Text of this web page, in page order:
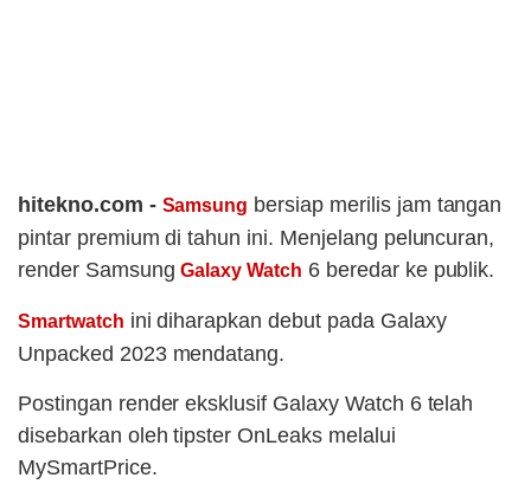
hitekno.com - Samsung bersiap merilis jam tangan
pintar premium di tahun ini. Menjelang peluncuran,
render SamsungGalaxy Watch 6 beredar ke publik.
Smartwatch ini diharapkan debut pada Galaxy
Unpacked 2023 mendatang.
Postingan render eksklusif Galaxy Watch 6 telah
disebarkan oleh tipster OnLeaks melalui
MySmartPrice.